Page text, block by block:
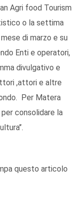
Agri food Tourism
o la settima
di marzo e su
Enti e operatori,
divulgativo e
,attori e altre
Per Matera
consolidare la
questo articolo